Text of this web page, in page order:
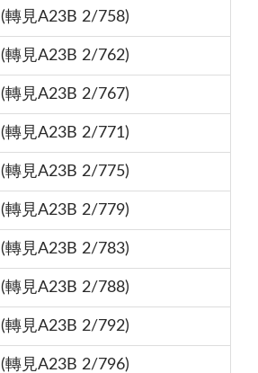
(轉見A23B 2/758)
(轉見A23B 2/762)
(轉見A23B 2/767)
(轉見A23B 2/771)
(轉見A23B 2/775)
(轉見A23B 2/779)
(轉見A23B 2/783)
(轉見A23B 2/788)
(轉見A23B 2/792)
(轉見A23B 2/796)